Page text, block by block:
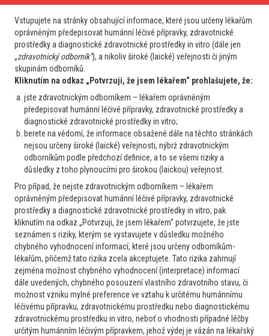
2 21. 7. 2026 Číst více
Internista
Trombóza a hemostáza
Antikoagulační terapie u APS
Dobrý den, obracím se tímto na Vás s prosbou o konzultaci
týkající se opět antifosfolipidového syndromu. Jedná se o
38letého muže (BMI 22, OA: psoriasis, RA: sestra DM 1. typu,
celiakie), který v 8/25 prodělal neprovokovanou distální
hlubokou žilní...
3 17. 7. 2026 Číst více
Hematolog
Trombóza a hemostáza
Vyšetřování APA po neprovokované TEN a věk
Dobrý den, můj dotaz se týká vyšetřování antifosfolipidových
protilátek po neprovokované hl. žilní tromboze či plicní
embolii. Co se týče vyšetřování hereditárních trombofilií, tak
dle aktuálních gudelines by se mělo provádět v případě
idiopatické TE...
Vstupujete na stránky obsahující informace, které jsou určeny lékařům
oprávněným předepisovat humánní léčivé přípravky, zdravotnické
prostředky a diagnostické zdravotnické prostředky in vitro (dále jen
„zdravotnický odborník“), a nikoliv široké (laické) veřejnosti či jiným
skupinám odborníků.
Kliknutím na odkaz „Potvrzuji, že jsem lékařem“ prohlašujete, že:
jste zdravotnickým odborníkem – lékařem oprávněným
předepisovat humánní léčivé přípravky, zdravotnické prostředky a
diagnostické zdravotnické prostředky in vitro;
berete na vědomí, že informace obsažené dále na těchto stránkách
nejsou určeny široké (laické) veřejnosti, nýbrž zdravotnickým
odborníkům podle předchozí definice, a to se všemi riziky a
důsledky z toho plynoucími pro širokou (laickou) veřejnost.
Pro případ, že nejste zdravotnickým odborníkem – lékařem
oprávněným předepisovat humánní léčivé přípravky, zdravotnické
prostředky a diagnostické zdravotnické prostředky in vitro, pak
kliknutím na odkaz „Potvrzuji, že jsem lékařem“ potvrzujete, že jste
seznámen s riziky, kterým se vystavujete v důsledku možného
chybného vyhodnocení informací, které jsou určeny odborníkům-
lékařům, přičemž tato rizika zcela akceptujete. Tato rizika zahrnují
zejména možnost chybného vyhodnocení (interpretace) informací
dále uvedených, chybného posouzení vlastního zdravotního stavu, či
možnost vzniku mylné preference ve vztahu k určitému humánnímu
léčivému přípravku, zdravotnickému prostředku nebo diagnostickému
zdravotnickému prostředku in vitro, neboť o vhodnosti případné léčby
určitým humánním léčivým přípravkem, jehož výdej je vázán na lékařský